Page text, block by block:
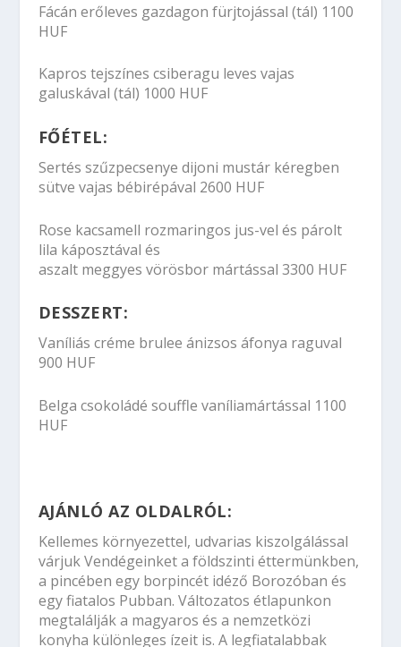
Fácán erőleves gazdagon fürjtojással (tál) 1100
HUF
Kapros tejszínes csiberagu leves vajas
galuskával (tál) 1000 HUF
FŐÉTEL:
Sertés szűzpecsenye dijoni mustár kéregben
sütve vajas bébirépával 2600 HUF
Rose kacsamell rozmaringos jus-vel és párolt
lila káposztával és
aszalt meggyes vörösbor mártással 3300 HUF
DESSZERT:
Vaníliás créme brulee ánizsos áfonya raguval
900 HUF
Belga csokoládé souffle vaníliamártással 1100
HUF
AJÁNLÓ AZ OLDALRÓL:
Kellemes környezettel, udvarias kiszolgálással
várjuk Vendégeinket a földszinti éttermünkben,
a pincében egy borpincét idéző Borozóban és
egy fiatalos Pubban. Változatos étlapunkon
megtalálják a magyaros és a nemzetközi
konyha különleges ízeit is. A legfiatalabbak